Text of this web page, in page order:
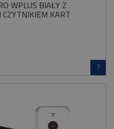
WPLUS BIAŁY Z
KART
?